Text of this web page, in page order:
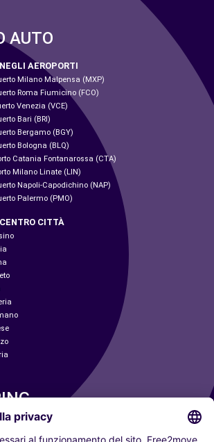
AUTO
AEROPORTI
Milano Malpensa (MXP)
Roma Fiumicino (FCO)
Venezia (VCE)
Bari (BRI)
Bergamo (BGY)
Bologna (BLQ)
Catania Fontanarossa (CTA)
Milano Linate (LIN)
Napoli-Capodichino (NAP)
Palermo (PMO)
CITTÀ